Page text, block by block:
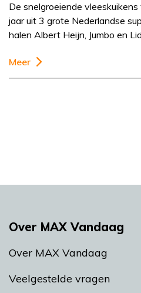
De snelgroeiende
jaar uit 3 grote Nederlandse
halen Albert Heijn, Jumbo en
Meer
Over MAX Vandaag
Over MAX Vandaag
Veelgestelde vragen